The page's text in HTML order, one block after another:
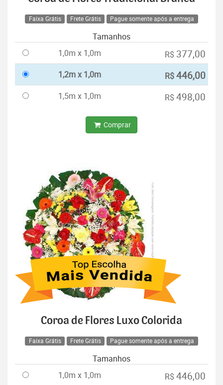
Faixa Grátis Frete Grátis Pague somente após a entrega
Tamanhos
1,0m x 1,0m
R$ 377,00
1,2m x 1,0m R$446,00
1,5m x 1,0m R$ 498,00
Comprar
Coroa de Flores Luxo Colorida
Faixa Grátis Frete Grátis Pague somente após a entrega
Tamanhos
1,0m x 1,0m
R$ 446,00